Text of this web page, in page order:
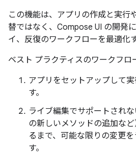
この機能は、アプリの作成と実行
替ではなく、Compose UI の開発
イ、反復のワークフローを最適化
ベスト プラクティスのワークフロ
アプリをセットアップして
す。
ライブ編集でサポートされ
の新しいメソッドの追加な
るまで、可能な限りの変更
す。